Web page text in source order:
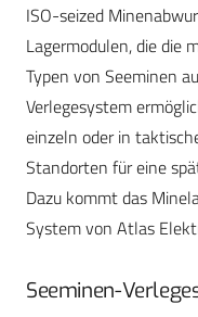
ISO-seized
Lagermodulen, die die
Typen von Seeminen
Verlegesystem
einzeln oder in
Standorten für eine
Dazu kommt das
System von Atlas
Seeminen-